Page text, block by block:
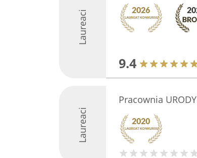
Laureaci
9.4
Laureaci
Pracownia URODY